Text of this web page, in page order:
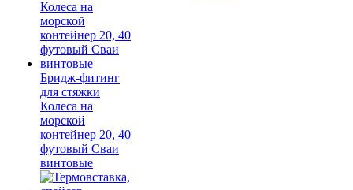
Бридж-фитинг
для стяжки
Колеса на
морской
контейнер 20, 40
футовый Сваи
винтовые